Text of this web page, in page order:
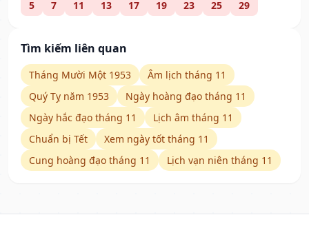
5 7 11 13 17 19 23 25 29
Tìm kiếm liên quan
Tháng Mười Một 1953
Âm lịch tháng 11
Quý Tỵ năm 1953
Ngày hoàng đạo tháng 11
Ngày hắc đạo tháng 11
Lịch âm tháng 11
Chuẩn bị Tết
Xem ngày tốt tháng 11
Cung hoàng đạo tháng 11
Lịch vạn niên tháng 11